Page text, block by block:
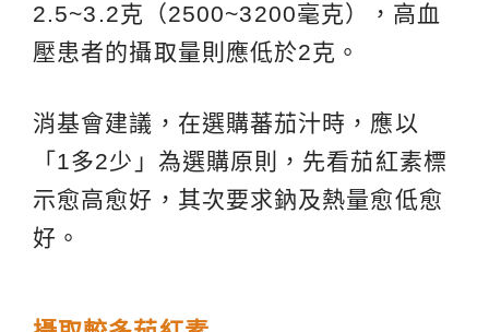
2.5~3.2克（2500~3200毫克），高血
壓患者的攝取量則應低於2克。
消基會建議，在選購蕃茄汁時，應以
「1多2少」為選購原則，先看茄紅素標
示愈高愈好，其次要求鈉及熱量愈低愈
好。